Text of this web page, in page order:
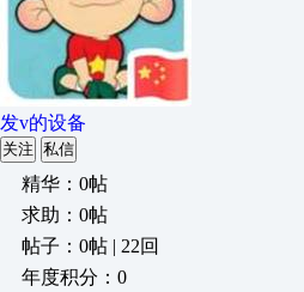
发v的设备
关注 私信
精华：0帖
求助：0帖
帖子：0帖 | 22回
年度积分：0